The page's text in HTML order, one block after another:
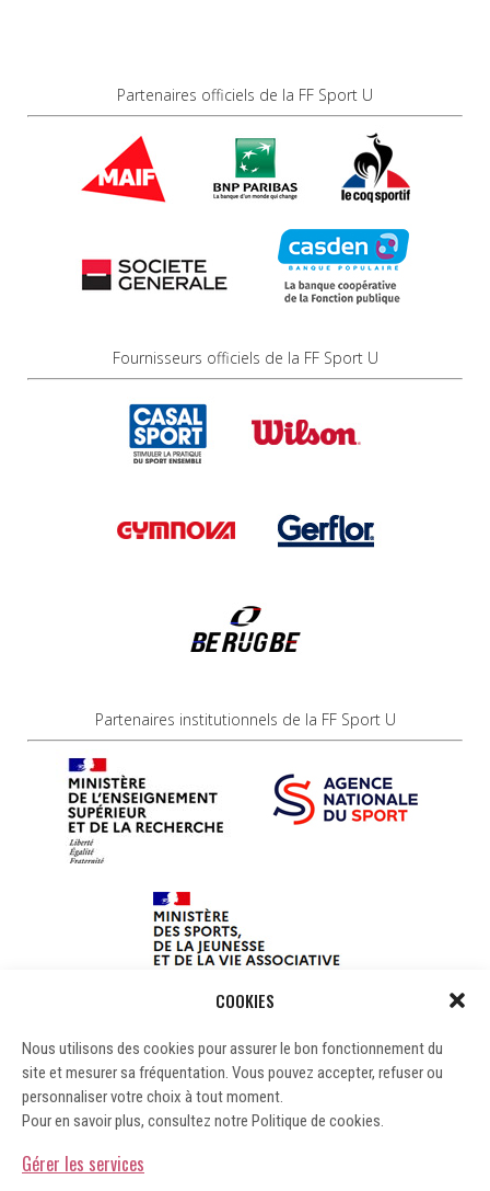
COOKIES
Nous utilisons des cookies pour assurer le bon fonctionnement du
site et mesurer sa fréquentation. Vous pouvez accepter, refuser ou
personnaliser votre choix à tout moment.
Pour en savoir plus, consultez notre Politique de cookies.
Gérer les services
Partenaires officiels de la FF Sport U
Fournisseurs officiels de la FF Sport U
Partenaires institutionnels de la FF Sport U